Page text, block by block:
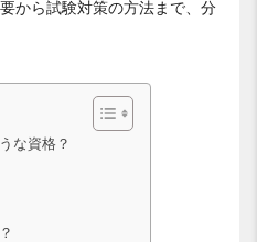
から試験対策の方法まで、分
な資格？